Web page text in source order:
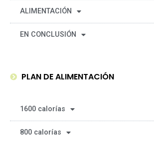
ALIMENTACIÓN
EN CONCLUSIÓN
PLAN DE ALIMENTACIÓN
1600 calorías
800 calorías